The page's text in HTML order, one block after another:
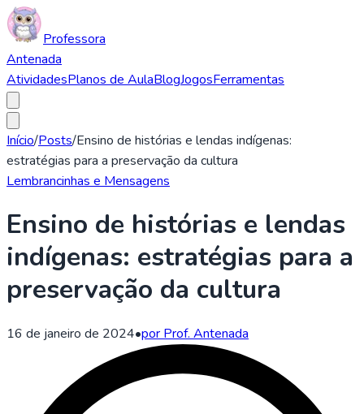
Professora
Antenada
AtividadesPlanos de AulaBlogJogosFerramentas
Início/Posts/Ensino de histórias e lendas indígenas:
estratégias para a preservação da cultura
Lembrancinhas e Mensagens
Ensino de histórias e lendas
indígenas: estratégias para a
preservação da cultura
16 de janeiro de 2024•por Prof. Antenada